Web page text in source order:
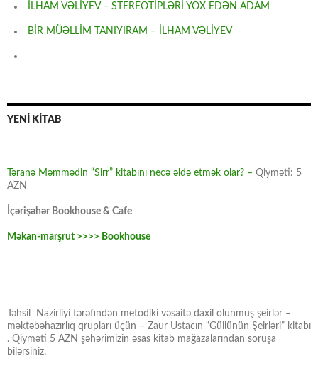
İLHAM VƏLİYEV – STEREOTİPLƏRİ YOX EDƏN ADAM
BİR MÜƏLLİM TANIYIRAM – İLHAM VƏLİYEV
YENİ KİTAB
Təranə Məmmədin “Sirr” kitabını necə əldə etmək olar? – Qiyməti: 5
AZN
İçərişəhər Bookhouse & Cafe
Məkan-marşrut >>>> Bookhouse
Təhsil Nazirliyi tərəfindən metodiki vəsaitə daxil olunmuş şeirlər –
məktəbəhazırlıq qrupları üçün – Zaur Ustacın “Güllünün Şeirləri” kitabı
. Qiyməti 5 AZN şəhərimizin əsas kitab mağazalarından soruşa
bilərsiniz.